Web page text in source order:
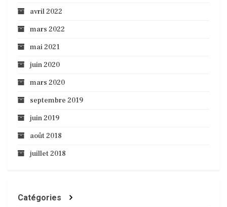
avril 2022
mars 2022
mai 2021
juin 2020
mars 2020
septembre 2019
juin 2019
août 2018
juillet 2018
Catégories